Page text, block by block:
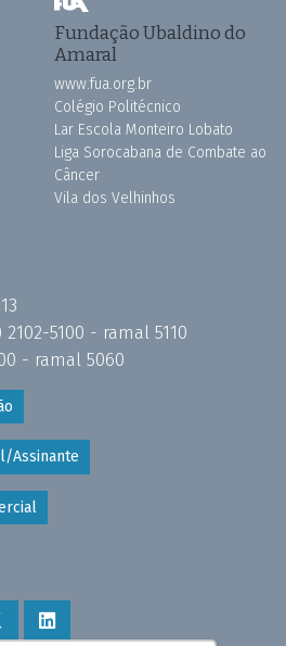
Fundação Ubaldino do
Amaral
www.fua.org.br
Colégio Politécnico
Lar Escola Monteiro Lobato
Liga Sorocabana de Combate ao
Câncer
Vila dos Velhinhos
2102-5100 - ramal 5110
- ramal 5060
Assinante